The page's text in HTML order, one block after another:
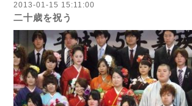
2013-01-15 15:11:00
二十歳を祝う